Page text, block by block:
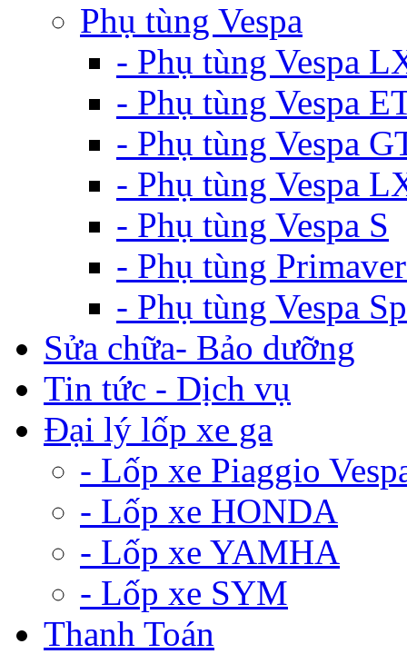
Phụ tùng Vespa
- Phụ tùng Vespa
- Phụ tùng Vespa
- Phụ tùng Vespa
- Phụ tùng Vespa
- Phụ tùng Vespa S
- Phụ tùng
- Phụ tùng Vespa
Sửa chữa- Bảo dưỡng
Tin tức - Dịch vụ
Đại lý lốp xe ga
- Lốp xe Piaggio
- Lốp xe HONDA
- Lốp xe YAMHA
- Lốp xe SYM
Thanh Toán